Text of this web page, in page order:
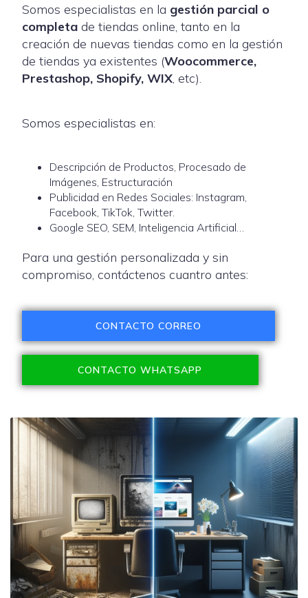
Somos especialistas en la gestión parcial o
completade tiendas online, tanto en la
creación de nuevas tiendas como en la gestión
de tiendas ya existentes (Woocommerce,
Prestashop, Shopify, WIX, etc).
Somos especialistas en:
Descripción de Productos, Procesado de
Imágenes, Estructuración
Publicidad en Redes Sociales: Instagram,
Facebook, TikTok, Twitter.
Google SEO, SEM, Inteligencia Artificial…
Para una gestión personalizada y sin
compromiso, contáctenos cuantro antes:
CONTACTO CORREO
CONTACTO WHATSAPP